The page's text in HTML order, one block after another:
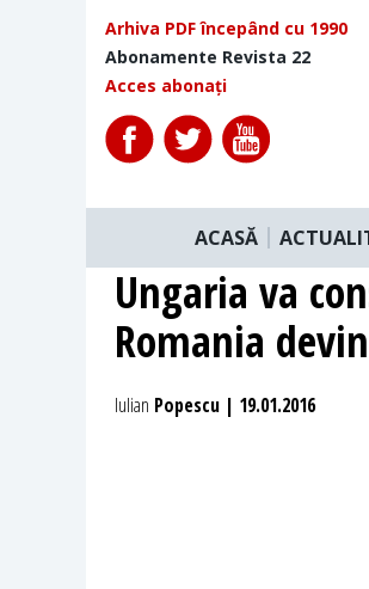
Arhiva PDF începând cu 1990
Abonamente Revista 22
Acces abonați
ACASĂ
Ungaria va
Romania
Iulian Popescu | 19.01.2016